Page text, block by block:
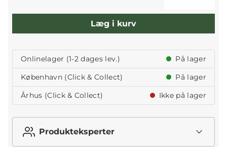
Læg i kurv
Onlinelager (1-2 dages lev.)
På lager
København (Click & Collect)
På lager
Århus (Click & Collect)
Ikke på lager
Produkteksperter